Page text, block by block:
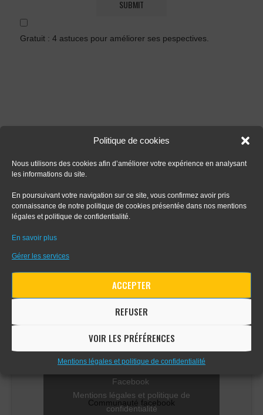
Politique de cookies
Nous utilisons des cookies afin d’améliorer votre expérience en analysant
les informations du site.
En poursuivant votre navigation sur ce site, vous confirmez avoir pris
connaissance de notre politique de cookies présentée dans nos mentions
légales et politique de confidentialité.
En savoir plus
Gérer les services
ACCEPTER
REFUSER
VOIR LES PRÉFÉRENCES
Mentions légales et politique de confidentialité
Gratuit : 4 astuces pour améliorer ses pespectives.
FORMATIONS
- Tout sur le dessin en perspective
- Apprendre le digital painting
- Apprendre la perspective d'intérieur
COMMUNAUTÉ FACEBOOK
Communauté facebook
Cliquez sur « J’accepte » pour activer
Facebook
Mentions légales et politique de
confidentialité